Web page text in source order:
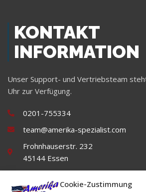
Cookie-Zustimmung
KONTAKT
INFORMATION
Unser Support- und Vertriebsteam
Uhr zur Verfügung.
0201-755334
team@amerika-spezialist.com
Frohnhauserstr. 232
45144 Essen